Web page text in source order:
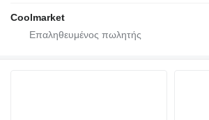
Coolmarket